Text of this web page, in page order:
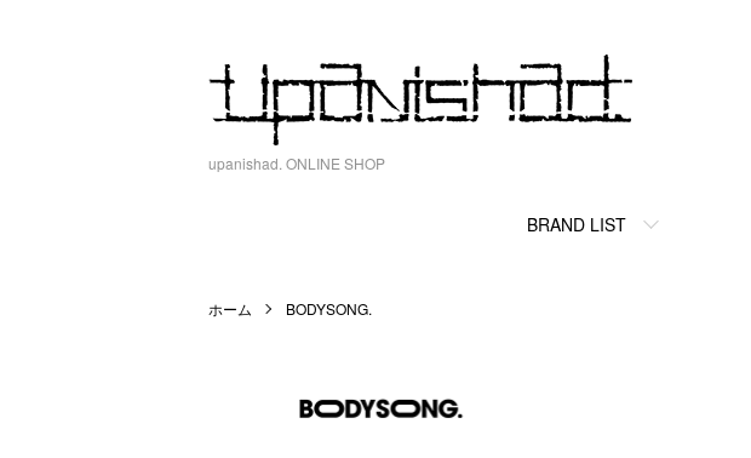
upanishad. ONLINE SHOP
BRAND LIST
ホーム BODYSONG.